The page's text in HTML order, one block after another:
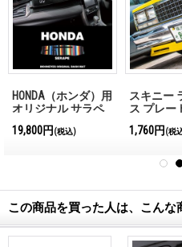
HONDA（ホンダ）用
オリジナル サラペ
シュマット)
19,800円 (税込)
スキニー
ス プレー
1,760円 (税
この商品を買った人は、こんな